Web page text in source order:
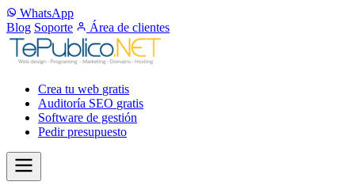
WhatsApp
Blog Soporte Área de clientes
Crea tu web gratis
Auditoría SEO gratis
Software de gestión
Pedir presupuesto